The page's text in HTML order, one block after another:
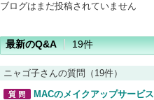
ブログはまだ投稿されていません
最新のQ&A 19件
ニャゴ子さんの質問（19件）
MACのメイクアップサービス